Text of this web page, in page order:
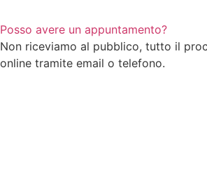
Posso avere un appuntamento?
Non riceviamo al pubblico, tutto il
online tramite email o telefono.